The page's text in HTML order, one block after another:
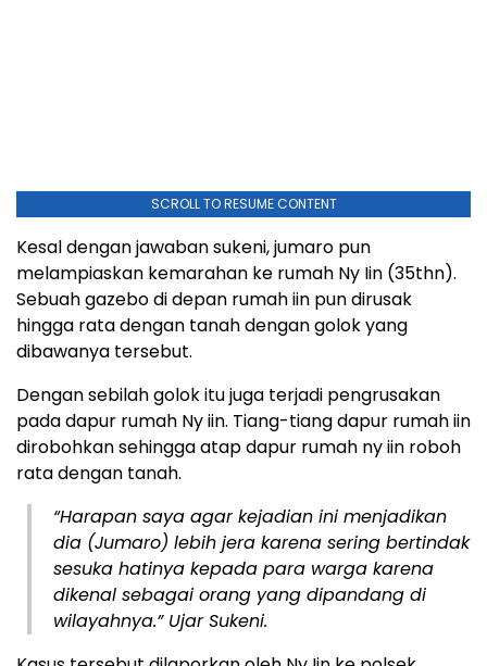
SCROLL TO RESUME CONTENT
Kesal dengan jawaban sukeni, jumaro pun
melampiaskan kemarahan ke rumah Ny Iin (35thn).
Sebuah gazebo di depan rumah iin pun dirusak
hingga rata dengan tanah dengan golok yang
dibawanya tersebut.
Dengan sebilah golok itu juga terjadi pengrusakan
pada dapur rumah Ny iin. Tiang-tiang dapur rumah iin
dirobohkan sehingga atap dapur rumah ny iin roboh
rata dengan tanah.
“Harapan saya agar kejadian ini menjadikan
dia (Jumaro) lebih jera karena sering bertindak
sesuka hatinya kepada para warga karena
dikenal sebagai orang yang dipandang di
wilayahnya.” Ujar Sukeni.